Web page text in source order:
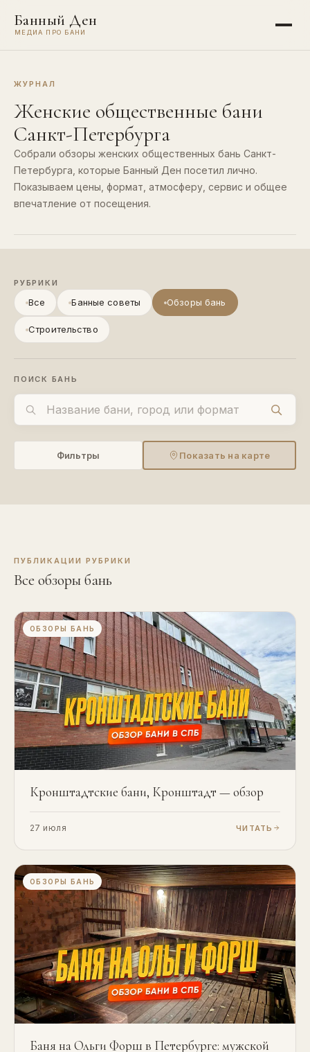
Банный Ден
МЕДИА ПРО БАНИ
ЖУРНАЛ
Женские общественные бани
Санкт-Петербурга
Собрали обзоры женских общественных бань Санкт-
Петербурга, которые Банный Ден посетил лично.
Показываем цены, формат, атмосферу, сервис и общее
впечатление от посещения.
РУБРИКИ
Все Банные советы Обзоры бань
Строительство
ПОИСК БАНЬ
Фильтры Показать на карте
ПУБЛИКАЦИИ РУБРИКИ
Все обзоры бань
ОБЗОРЫ БАНЬ
Кронштадтские бани, Кронштадт — обзор
27 июля ЧИТАТЬ
ОБЗОРЫ БАНЬ
Баня на Ольги Форш в Петербурге: мужской